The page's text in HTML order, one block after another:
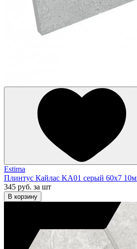
Estima
Плинтус Кайлас KA01 серый 60x7
345 руб. за шт
В корзину